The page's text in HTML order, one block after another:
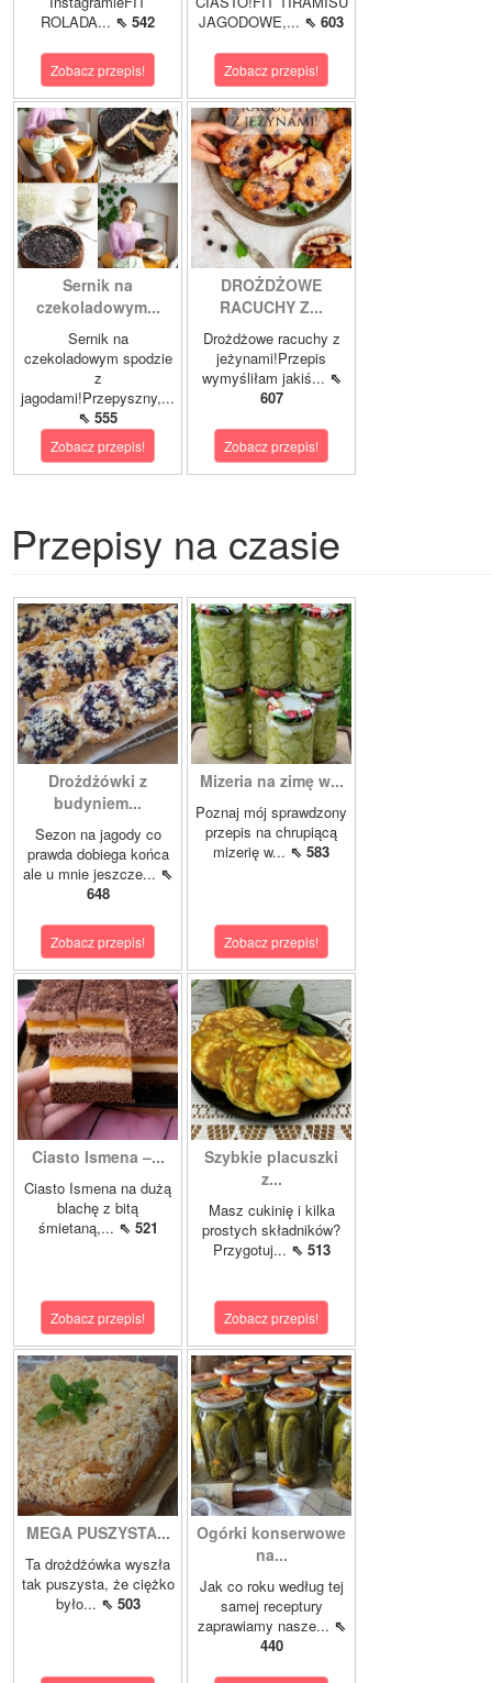
ROLADA... ⇖ 542
Zobacz przepis!
JAGODOWE,... ⇖ 603
Zobacz przepis!
Sernik na
czekoladowym...
Sernik na
czekoladowym spodzie
z
jagodami!Przepyszny,...
⇖ 555
Zobacz przepis!
DROŻDŻOWE
RACUCHY Z...
Drożdżowe racuchy z
jeżynami!Przepis
wymyśliłam jakiś... ⇖
607
Zobacz przepis!
Przepisy na czasie
Drożdżówki z
budyniem...
Sezon na jagody co
prawda dobiega końca
ale u mnie jeszcze... ⇖
648
Zobacz przepis!
Mizeria na zimę w...
Poznaj mój sprawdzony
przepis na chrupiącą
mizerię w... ⇖ 583
Zobacz przepis!
Ciasto Ismena –...
Ciasto Ismena na dużą
blachę z bitą
śmietaną,... ⇖ 521
Zobacz przepis!
Szybkie placuszki
z...
Masz cukinię i kilka
prostych składników?
Przygotuj... ⇖ 513
Zobacz przepis!
MEGA PUSZYSTA...
Ta drożdżówka wyszła
tak puszysta, że ciężko
było... ⇖ 503
Ogórki konserwowe
na...
Jak co roku według tej
samej receptury
zaprawiamy nasze... ⇖
440